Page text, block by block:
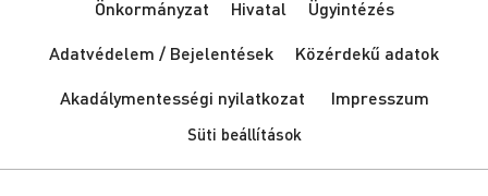
Önkormányzat Hivatal
Ügyintézés
Adatvédelem / Bejelentések
Közérdekű adatok
Akadálymentességi nyilatkozat
Impresszum
Süti beállítások